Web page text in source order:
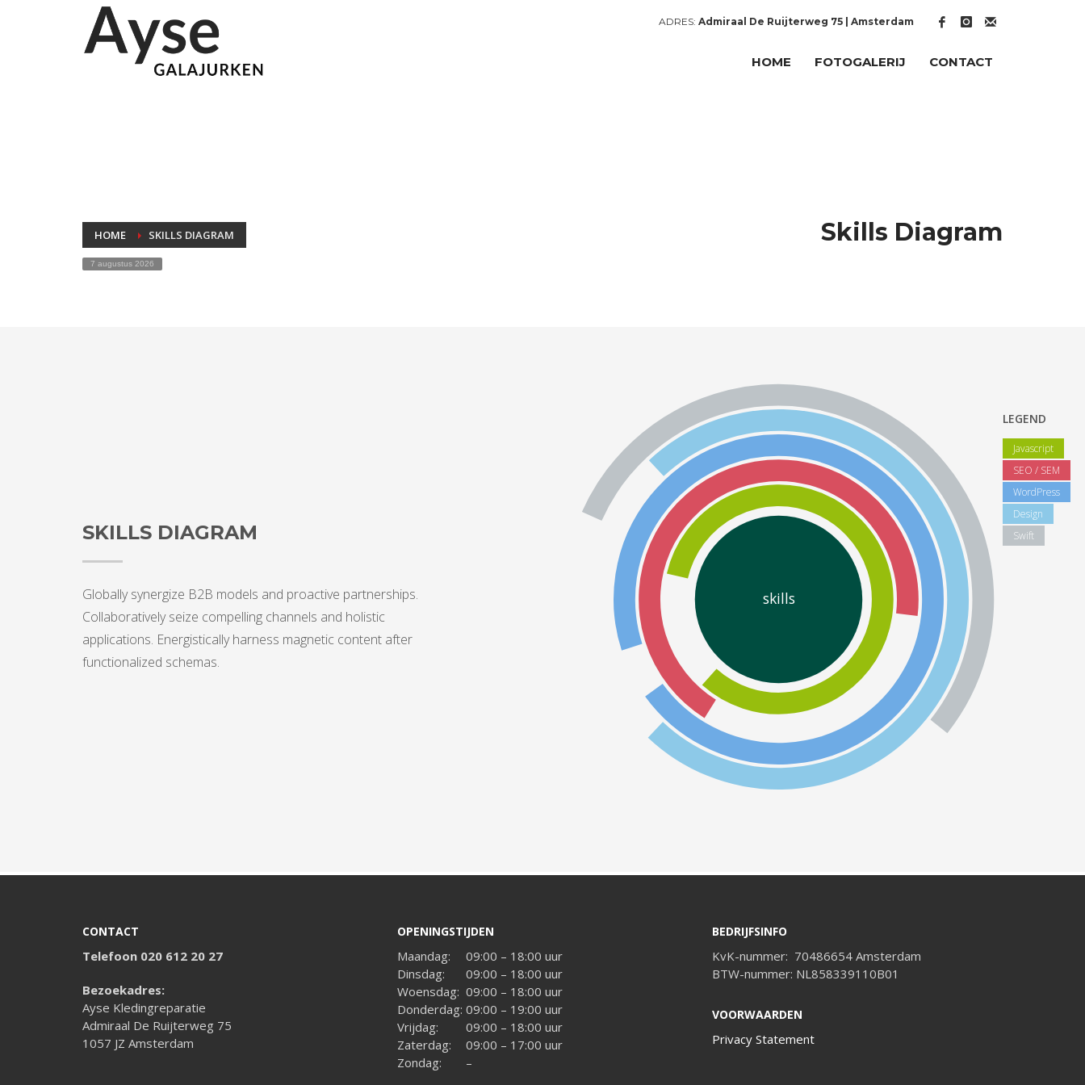
ADRES: Admiraal De Ruijterweg 75 | Amsterdam
HOME FOTOGALERIJ CONTACT
HOME SKILLS DIAGRAM
7 augustus 2026
Skills Diagram
SKILLS DIAGRAM
Globally synergize B2B models and proactive partnerships.
Collaboratively seize compelling channels and holistic
applications. Energistically harness magnetic content after
functionalized schemas.
LEGEND
Javascript
SEO / SEM
WordPress
Design
Swift
skills
CONTACT
Telefoon 020 612 20 27
Bezoekadres:
Ayse Kledingreparatie
Admiraal De Ruijterweg 75
1057 JZ Amsterdam
OPENINGSTIJDEN
Maandag:
09:00 – 18:00 uur
Dinsdag:
09:00 – 18:00 uur
Woensdag: 09:00 – 18:00 uur
Donderdag: 09:00 – 19:00 uur
Vrijdag:
09:00 – 18:00 uur
Zaterdag:
09:00 – 17:00 uur
Zondag:
–
BEDRIJFSINFO
KvK-nummer: 70486654 Amsterdam
BTW-nummer: NL858339110B01
VOORWAARDEN
Privacy Statement